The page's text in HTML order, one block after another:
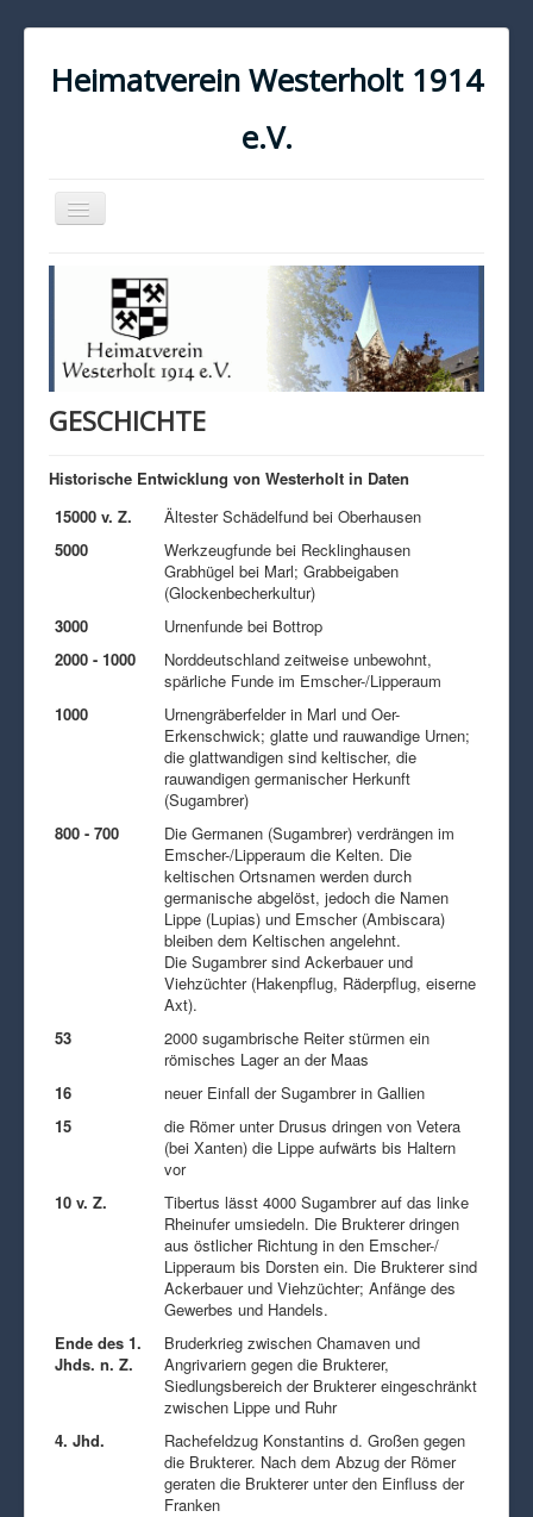
Heimatverein Westerholt 1914
e.V.
Navigation
an/aus
KONTAKT
IMPRESSUM
DATENSCHUTZ
GESCHICHTE
Historische Entwicklung von Westerholt in Daten
15000 v. Z.
Ältester Schädelfund bei Oberhausen
5000
Werkzeugfunde bei Recklinghausen
Grabhügel bei Marl; Grabbeigaben
(Glockenbecherkultur)
3000
Urnenfunde bei Bottrop
2000 - 1000
Norddeutschland zeitweise unbewohnt,
spärliche Funde im Emscher-/Lipperaum
1000
Urnengräberfelder in Marl und Oer-
Erkenschwick; glatte und rauwandige Urnen;
die glattwandigen sind keltischer, die
rauwandigen germanischer Herkunft
(Sugambrer)
800 - 700
Die Germanen (Sugambrer) verdrängen im
Emscher-/Lipperaum die Kelten. Die
keltischen Ortsnamen werden durch
germanische abgelöst, jedoch die Namen
Lippe (Lupias) und Emscher (Ambiscara)
bleiben dem Keltischen angelehnt.
Die Sugambrer sind Ackerbauer und
Viehzüchter (Hakenpflug, Räderpflug, eiserne
Axt).
53
2000 sugambrische Reiter stürmen ein
römisches Lager an der Maas
16
neuer Einfall der Sugambrer in Gallien
15
die Römer unter Drusus dringen von Vetera
(bei Xanten) die Lippe aufwärts bis Haltern
vor
10 v. Z.
Tibertus lässt 4000 Sugambrer auf das linke
Rheinufer umsiedeln. Die Brukterer dringen
aus östlicher Richtung in den Emscher-/
Lipperaum bis Dorsten ein. Die Brukterer sind
Ackerbauer und Viehzüchter; Anfänge des
Gewerbes und Handels.
Ende des 1.
Jhds. n. Z.
Bruderkrieg zwischen Chamaven und
Angrivariern gegen die Brukterer,
Siedlungsbereich der Brukterer eingeschränkt
zwischen Lippe und Ruhr
4. Jhd.
Rachefeldzug Konstantins d. Großen gegen
die Brukterer. Nach dem Abzug der Römer
geraten die Brukterer unter den Einfluss der
Franken